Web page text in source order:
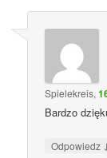
Spielekreis,
Bardzo
Odpowiedz ↓